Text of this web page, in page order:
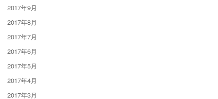
2017年9月
2017年8月
2017年7月
2017年6月
2017年5月
2017年4月
2017年3月